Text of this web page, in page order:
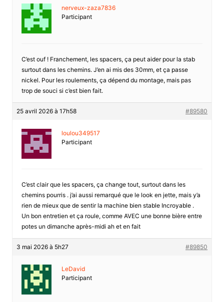
nerveux-zaza7836
Participant
C’est ouf ! Franchement, les spacers, ça peut aider pour la stab
surtout dans les chemins. J’en ai mis des 30mm, et ça passe
nickel. Pour les roulements, ça dépend du montage, mais pas
trop de souci si c’est bien fait.
25 avril 2026 à 17h58 #89580
loulou349517
Participant
C’est clair que les spacers, ça change tout, surtout dans les
chemins pourris . j’ai aussi remarqué que le look en jette, mais y’a
rien de mieux que de sentir la machine bien stable Incroyable .
Un bon entretien et ça roule, comme AVEC une bonne bière entre
potes un dimanche après-midi ah et en fait
3 mai 2026 à 5h27 #89850
LeDavid
Participant